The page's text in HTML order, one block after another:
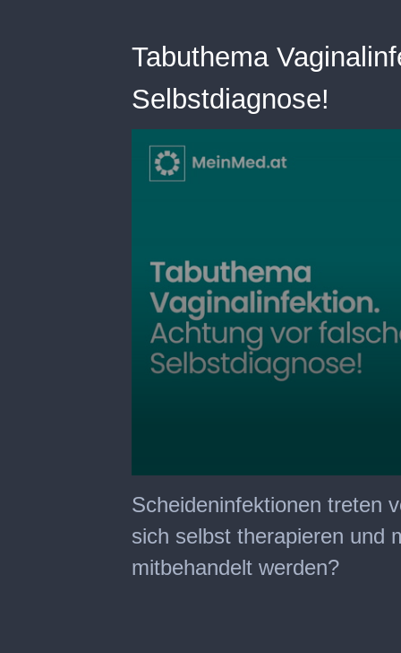
Tabuthema
Selbstdiagnose!
seconds
of
minutes,
seconds
Scheideninfektionen treten
sich selbst therapieren und
mitbehandelt werden?